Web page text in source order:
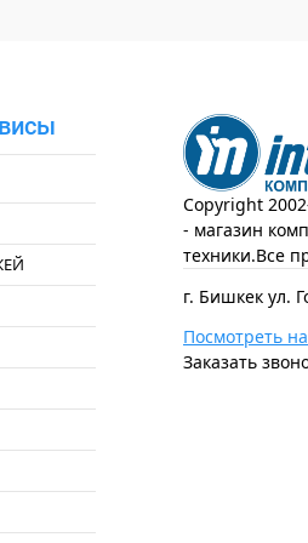
Copyright
- магазин
техники.Все
г. Бишкек ул.
Посмотреть
Заказать